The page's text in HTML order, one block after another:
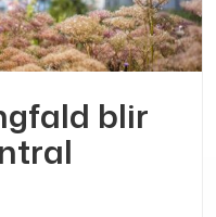
blir